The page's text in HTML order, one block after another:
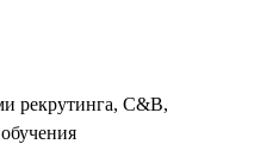
рекрутинга, C&B,